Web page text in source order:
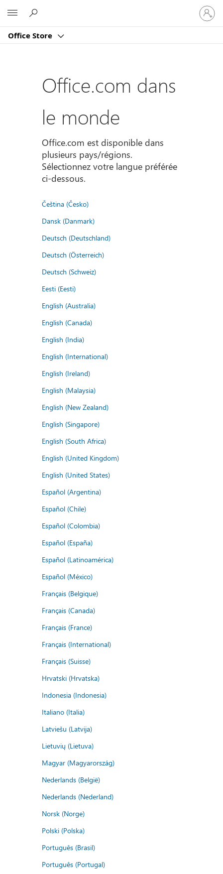
Office Store
vous
à
compte
Office.com dans
le monde
Office.com est disponible dans
plusieurs pays/régions.
Sélectionnez votre langue préférée
ci-dessous.
Čeština (Česko)
Dansk (Danmark)
Deutsch (Deutschland)
Deutsch (Österreich)
Deutsch (Schweiz)
Eesti (Eesti)
English (Australia)
English (Canada)
English (India)
English (International)
English (Ireland)
English (Malaysia)
English (New Zealand)
English (Singapore)
English (South Africa)
English (United Kingdom)
English (United States)
Español (Argentina)
Español (Chile)
Español (Colombia)
Español (España)
Español (Latinoamérica)
Español (México)
Français (Belgique)
Français (Canada)
Français (France)
Français (International)
Français (Suisse)
Hrvatski (Hrvatska)
Indonesia (Indonesia)
Italiano (Italia)
Latviešu (Latvija)
Lietuvių (Lietuva)
Magyar (Magyarország)
Nederlands (België)
Nederlands (Nederland)
Norsk (Norge)
Polski (Polska)
Português (Brasil)
Português (Portugal)